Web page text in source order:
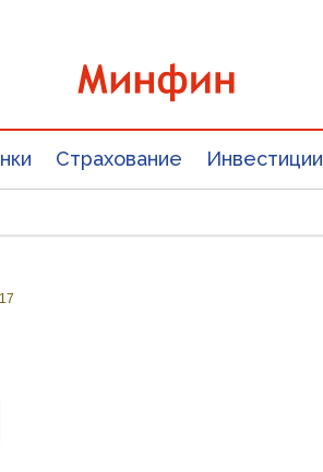
Страхование Инвестиции